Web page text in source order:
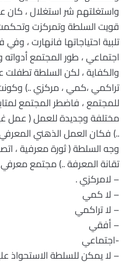
واستغلتهم شر استغلال ، كان
قويت السلطة وتمركزت
تلبية احتياجاتها فانهارت ،
اجتماعي ، طور المجتمع أدواته
والكفاية ، لكن السلطة تطفلت
تراكمي ،كمي ، مركزي ..)
للمجتمع ، فاضطر المجتمع
مختلفة وجديدة للعمل ( عمل
..) فكان العمل الذهني
وجه السلطة ( ثورة معرفية ،
تقانة المعرفة ..) مجتمع
– لامركزي .
– لا كمي
– لا تراكمي
– أفقي
-اجتماعي
– لا يمكن للسلطة الاستحواذ